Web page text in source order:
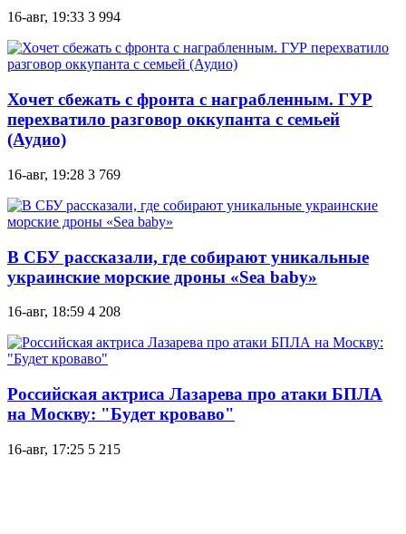
16-авг, 19:33 3 994
Хочет сбежать с фронта с награбленным. ГУР
перехватило разговор оккупанта с семьей
(Аудио)
16-авг, 19:28 3 769
В СБУ рассказали, где собирают уникальные
украинские морские дроны «Sea baby»
16-авг, 18:59 4 208
Российская актриса Лазарева про атаки БПЛА
на Москву: "Будет кроваво"
16-авг, 17:25 5 215